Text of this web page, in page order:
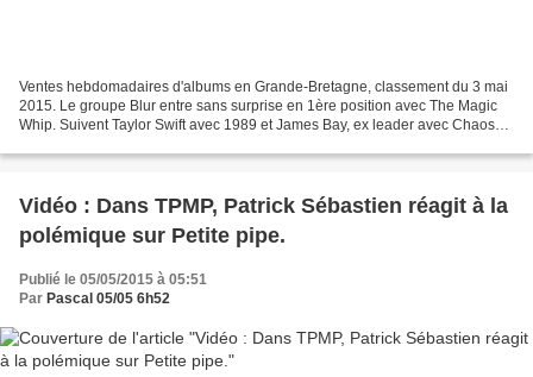
Ventes hebdomadaires d'albums en Grande-Bretagne, classement du 3 mai
2015. Le groupe Blur entre sans surprise en 1ère position avec The Magic
Whip. Suivent Taylor Swift avec 1989 et James Bay, ex leader avec Chaos
Vidéo : Dans TPMP, Patrick Sébastien réagit à la
polémique sur Petite pipe.
Publié le 05/05/2015 à 05:51
Par Pascal 05/05 6h52